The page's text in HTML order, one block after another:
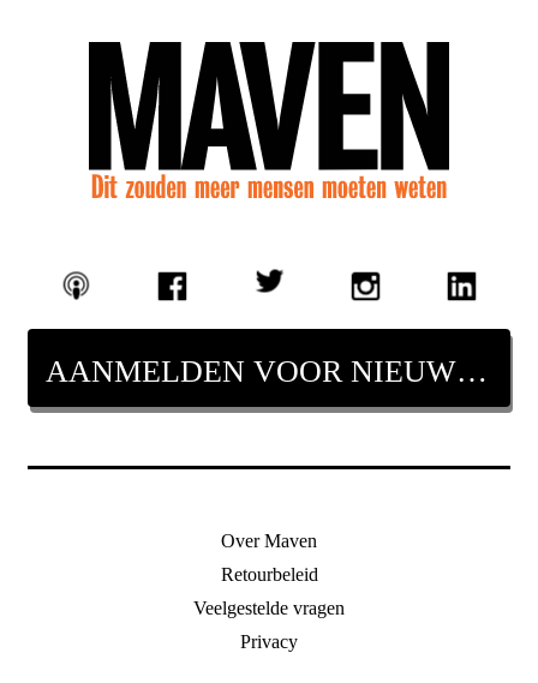
AANMELDEN VOOR NIEUWSBRIEF
Over Maven
Retourbeleid
Veelgestelde vragen
Privacy